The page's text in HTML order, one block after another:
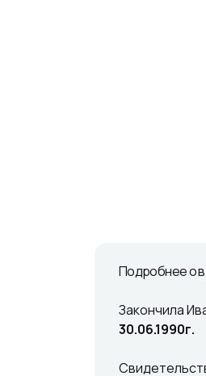
Подробнее о
Закончила
30.06.1990г.